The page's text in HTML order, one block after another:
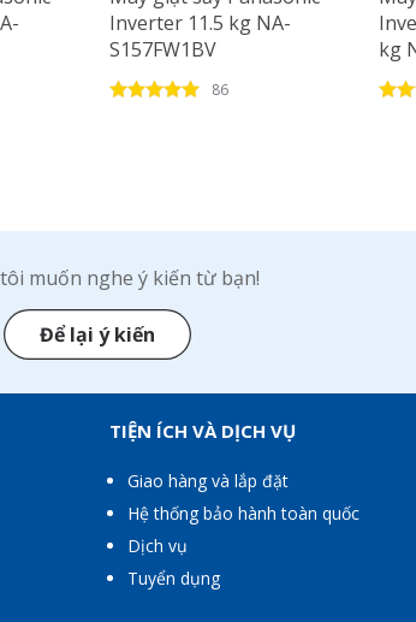
Inverter 11.5 kg NA-
S157FW1BV
86
kg
muốn nghe ý kiến từ bạn!
Để lại ý kiến
TIỆN ÍCH VÀ DỊCH VỤ
Giao hàng và lắp đặt
Hệ thống bảo hành toàn quốc
Dịch vụ
Tuyển dụng